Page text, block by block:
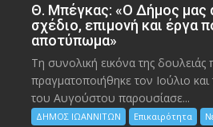
Θ. Μπέγκας: «Ο Δήμος μας
σχέδιο, επιμονή και έργα
αποτύπωμα»
Τη συνολική εικόνα της δουλειάς
πραγματοποιήθηκε τον Ιούλιο και
του Αυγούστου παρουσίασε...
ΔΗΜΟΣ ΙΩΑΝΝΙΤΩΝ Επικαιρότητα